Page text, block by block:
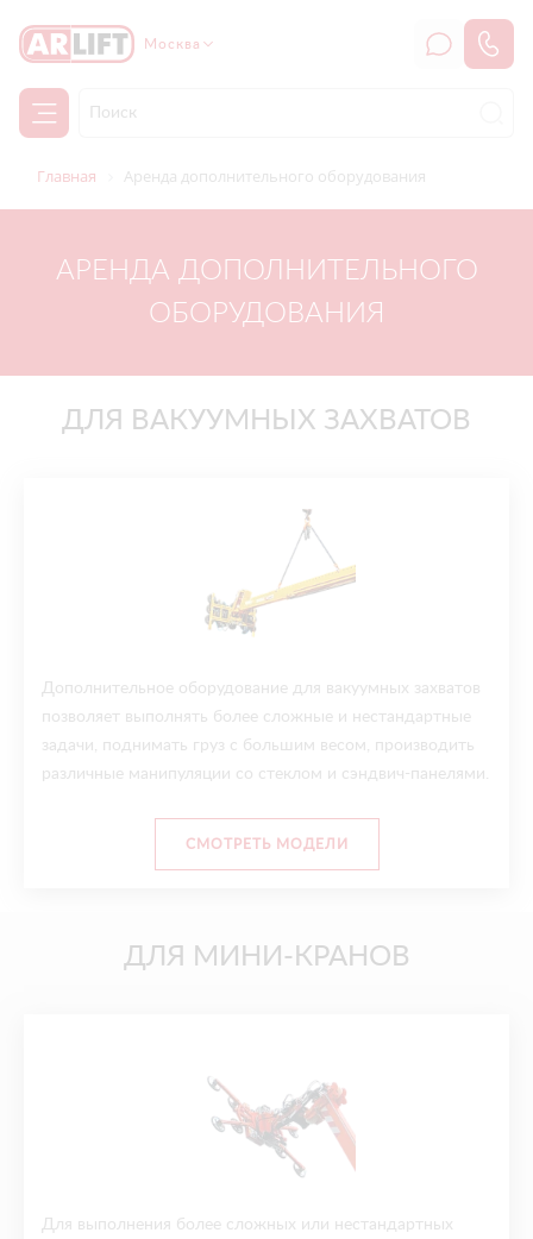
Москва
Главная Аренда дополнительного оборудования
АРЕНДА ДОПОЛНИТЕЛЬНОГО
ОБОРУДОВАНИЯ
ДЛЯ ВАКУУМНЫХ ЗАХВАТОВ
Дополнительное оборудование для вакуумных захватов
позволяет выполнять более сложные и нестандартные
задачи, поднимать груз с большим весом, производить
различные манипуляции со стеклом и сэндвич-панелями.
СМОТРЕТЬ МОДЕЛИ
ДЛЯ МИНИ-КРАНОВ
Для выполнения более сложных или нестандартных